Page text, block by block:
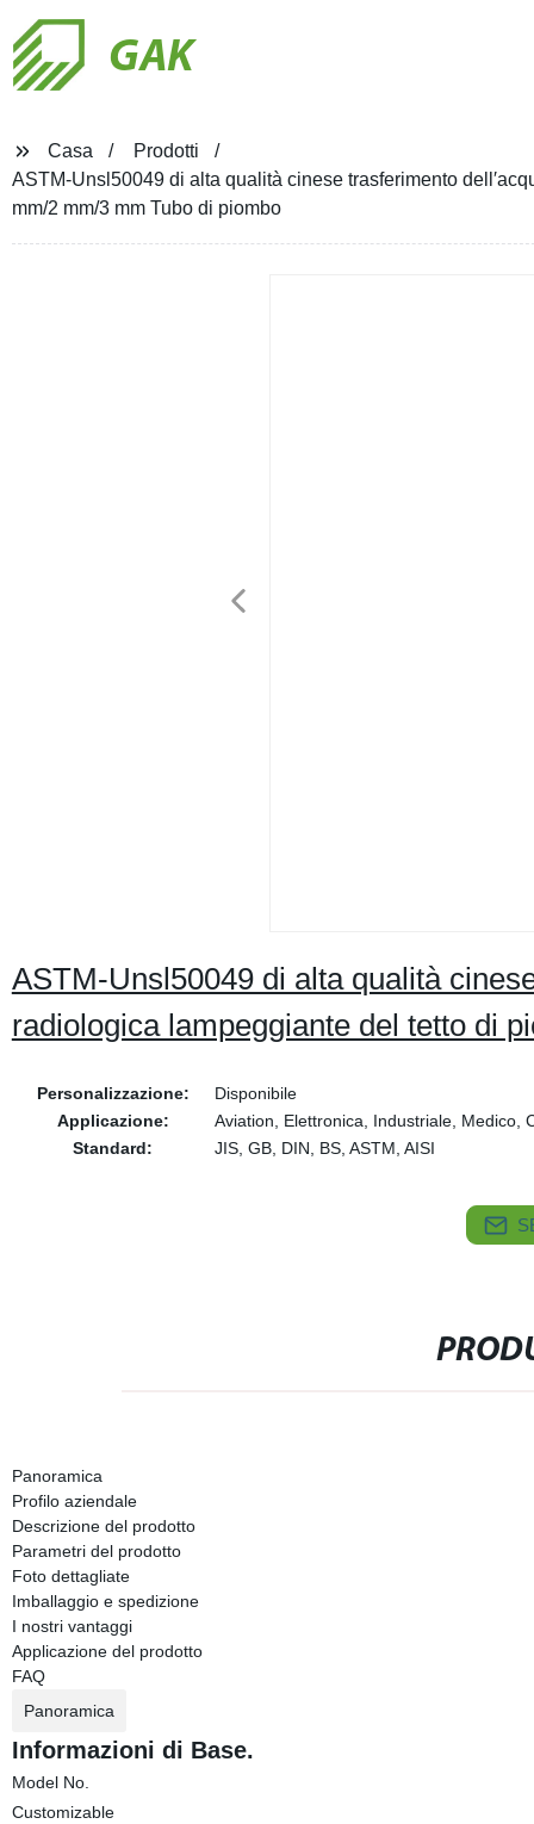
GAK
Casa
Prodotti
ASTM-Unsl50049 di alta qualità cinese trasferimento
mm/2 mm/3 mm Tubo di piombo
ASTM-Unsl50049 di alta qualità
radiologica lampeggiante del tetto di
Personalizzazione:
Disponibile
Applicazione:
Aviation, Elettronica, Industriale, Medico,
Standard:
JIS, GB, DIN, BS, ASTM, AISI
Panoramica
Profilo aziendale
Descrizione del prodotto
Parametri del prodotto
Foto dettagliate
Imballaggio e spedizione
I nostri vantaggi
Applicazione del prodotto
FAQ
Panoramica
Informazioni di Base.
Model No.
Customizable